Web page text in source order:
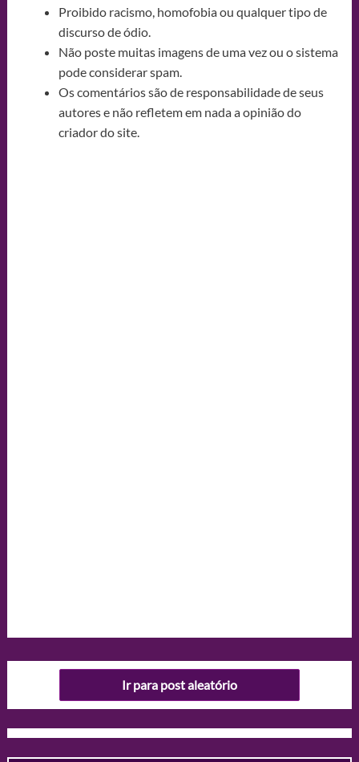
Proibido racismo, homofobia ou qualquer tipo de
discurso de ódio.
Não poste muitas imagens de uma vez ou o sistema
pode considerar spam.
Os comentários são de responsabilidade de seus
autores e não refletem em nada a opinião do
criador do site.
Ir para post aleatório